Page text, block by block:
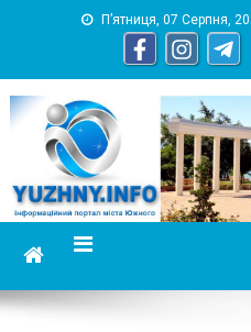
П’ятниця, 07 Серпня,
информационный